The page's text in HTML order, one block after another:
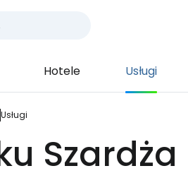
Hotele Usługi
Usługi
Szardża